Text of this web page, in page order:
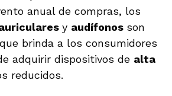
anual de compras, los
y audífonos son
brinda a los consumidores
adquirir dispositivos de alta
reducidos.